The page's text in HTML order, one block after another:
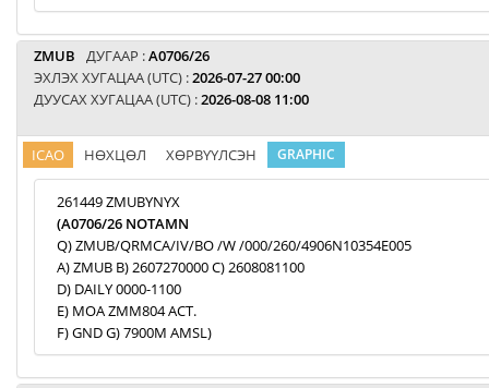
ZMUB ДУГААР :A0706/26
ЭХЛЭХ ХУГАЦАА (UTC) :2026-07-27 00:00
ДУУСАХ ХУГАЦАА (UTC) :2026-08-08 11:00
ICAO НӨХЦӨЛ ХӨРВҮҮЛСЭН GRAPHIC
261449 ZMUBYNYX
(A0706/26 NOTAMN
Q) ZMUB/QRMCA/IV/BO /W /000/260/4906N10354E005
A) ZMUB B) 2607270000 C) 2608081100
D) DAILY 0000-1100
E) MOA ZMM804 ACT.
F) GND G) 7900M AMSL)